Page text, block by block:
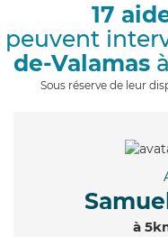
17
peuvent
de-Valamas
Sous réserve de leur
à